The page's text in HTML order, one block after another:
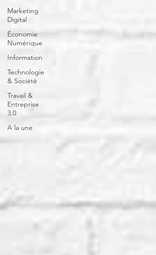
Marketing
Digital
Économie
Numérique
Information
Technologie
& Société
Travail &
Entreprise
3.0
A la une